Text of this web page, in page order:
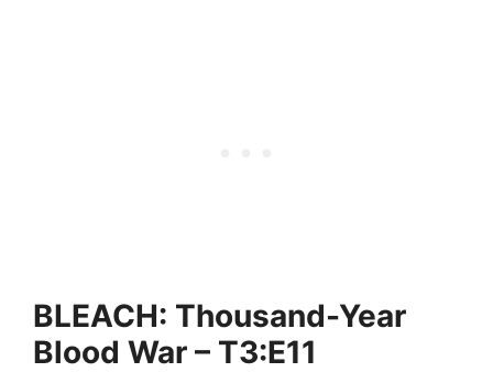
BLEACH: Thousand-Year
Blood War – T3:E11